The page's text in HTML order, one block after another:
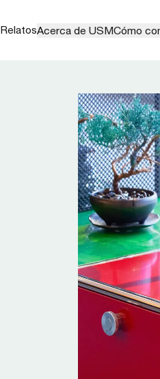
RelatosAcerca de USMCómo